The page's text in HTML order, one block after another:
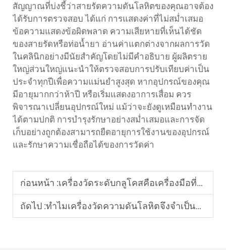
สัญญาณที่บ่งชี้ว่าสายรัดความดันโลหิตของคุณอาจต้อง
ได้รับการตรวจสอบ ได้แก่ การแสดงค่าที่ไม่สม่ำเสมอ
ข้อความแสดงข้อผิดพลาด ความเสียหายที่เห็นได้ชัด
ของสายรัดหรือท่อน้ำยา อ่านค่าแตกต่างจากผลการวัด
ในคลินิกอย่างมีนัยสำคัญโดยไม่มีคำอธิบาย ผู้ผลิตราย
ใหญ่ส่วนใหญ่แนะนำให้ตรวจสอบการปรับเทียบค่าเป็น
ประจำทุกปีเพื่อความแม่นยำสูงสุด หากอุปกรณ์ของคุณ
มีอายุมากกว่าห้าปี หรือเริ่มแสดงอาการเสื่อม ควร
พิจารณาเปลี่ยนอุปกรณ์ใหม่ แม้ว่าจะยังดูเหมือนทำงาน
ได้ตามปกติ การบำรุงรักษาอย่างสม่ำเสมอและการจัด
เก็บอย่างถูกต้องสามารถยืดอายุการใช้งานของอุปกรณ์
และรักษาความเชื่อถือได้ของการวัดค่า
ก่อนหน้า :เครื่องวัดระดับกลูโคสคือเครื่องมือที่ดีที่สุดสำหรับการจัดการโรคเบาหวานหรือไม่
ถัดไป :ทำไมเครื่องวัดความดันโลหิตจึงจำเป็นสำหรับการวัดค่าที่แม่นยำ?